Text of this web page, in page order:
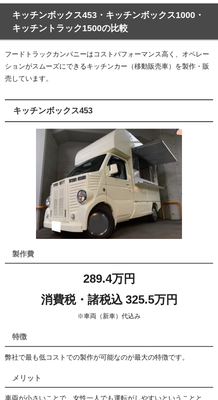
キッチンボックス453・キッチンボックス1000・
キッチントラック1500の比較
フードトラックカンパニーはコストパフォーマンス高く、オペレー
ションがスムーズにできるキッチンカー（移動販売車）を製作・販
売しています。
キッチンボックス453
製作費
289.4万円
消費税・諸税込 325.5万円
※車両（新車）代込み
特徴
弊社で最も低コストでの製作が可能なのが最大の特徴です。
メリット
車両が小さいことで、女性一人でも運転がしやすいということと、